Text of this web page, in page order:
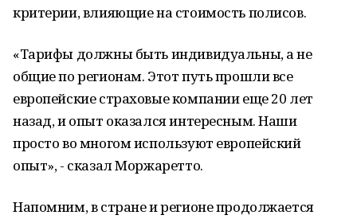
критерии, влияющие на стоимость полисов.
«Тарифы должны быть индивидуальны, а не
общие по регионам. Этот путь прошли все
европейские страховые компании еще 20 лет
назад, и опыт оказался интересным. Наши
просто во многом используют европейский
опыт», - сказал Моржаретто.
Напомним, в стране и регионе продолжается